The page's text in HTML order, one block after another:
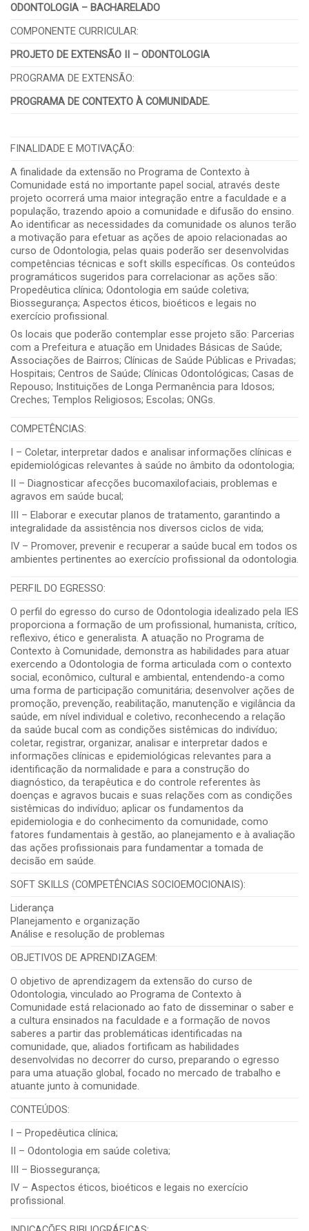
ODONTOLOGIA – BACHARELADO
COMPONENTE CURRICULAR:
PROJETO DE EXTENSÃO II – ODONTOLOGIA
PROGRAMA DE EXTENSÃO:
PROGRAMA DE CONTEXTO À COMUNIDADE.
FINALIDADE E MOTIVAÇÃO:
A finalidade da extensão no Programa de Contexto à
Comunidade está no importante papel social, através deste
projeto ocorrerá uma maior integração entre a faculdade e a
população, trazendo apoio a comunidade e difusão do ensino.
Ao identificar as necessidades da comunidade os alunos terão
a motivação para efetuar as ações de apoio relacionadas ao
curso de Odontologia, pelas quais poderão ser desenvolvidas
competências técnicas e soft skills específicas. Os conteúdos
programáticos sugeridos para correlacionar as ações são:
Propedêutica clínica; Odontologia em saúde coletiva;
Biossegurança; Aspectos éticos, bioéticos e legais no
exercício profissional.
Os locais que poderão contemplar esse projeto são: Parcerias
com a Prefeitura e atuação em Unidades Básicas de Saúde;
Associações de Bairros; Clínicas de Saúde Públicas e Privadas;
Hospitais; Centros de Saúde; Clínicas Odontológicas; Casas de
Repouso; Instituições de Longa Permanência para Idosos;
Creches; Templos Religiosos; Escolas; ONGs.
COMPETÊNCIAS:
I – Coletar, interpretar dados e analisar informações clínicas e
epidemiológicas relevantes à saúde no âmbito da odontologia;
II – Diagnosticar afecções bucomaxilofaciais, problemas e
agravos em saúde bucal;
III – Elaborar e executar planos de tratamento, garantindo a
integralidade da assistência nos diversos ciclos de vida;
IV – Promover, prevenir e recuperar a saúde bucal em todos os
ambientes pertinentes ao exercício profissional da odontologia.
PERFIL DO EGRESSO:
O perfil do egresso do curso de Odontologia idealizado pela IES
proporciona a formação de um profissional, humanista, crítico,
reflexivo, ético e generalista. A atuação no Programa de
Contexto à Comunidade, demonstra as habilidades para atuar
exercendo a Odontologia de forma articulada com o contexto
social, econômico, cultural e ambiental, entendendo-a como
uma forma de participação comunitária; desenvolver ações de
promoção, prevenção, reabilitação, manutenção e vigilância da
saúde, em nível individual e coletivo, reconhecendo a relação
da saúde bucal com as condições sistêmicas do indivíduo;
coletar, registrar, organizar, analisar e interpretar dados e
informações clínicas e epidemiológicas relevantes para a
identificação da normalidade e para a construção do
diagnóstico, da terapêutica e do controle referentes às
doenças e agravos bucais e suas relações com as condições
sistêmicas do indivíduo; aplicar os fundamentos da
epidemiologia e do conhecimento da comunidade, como
fatores fundamentais à gestão, ao planejamento e à avaliação
das ações profissionais para fundamentar a tomada de
decisão em saúde.
SOFT SKILLS (COMPETÊNCIAS SOCIOEMOCIONAIS):
Liderança
Planejamento e organização
Análise e resolução de problemas
OBJETIVOS DE APRENDIZAGEM:
O objetivo de aprendizagem da extensão do curso de
Odontologia, vinculado ao Programa de Contexto à
Comunidade está relacionado ao fato de disseminar o saber e
a cultura ensinados na faculdade e a formação de novos
saberes a partir das problemáticas identificadas na
comunidade, que, aliados fortificam as habilidades
desenvolvidas no decorrer do curso, preparando o egresso
para uma atuação global, focado no mercado de trabalho e
atuante junto à comunidade.
CONTEÚDOS:
I – Propedêutica clínica;
II – Odontologia em saúde coletiva;
III – Biossegurança;
IV – Aspectos éticos, bioéticos e legais no exercício
profissional.